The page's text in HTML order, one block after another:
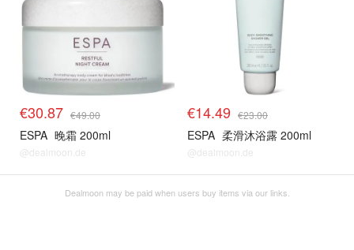
€30.87 €49.00
ESPA 晚霜 200ml
@dealmoon.de
€14.49 €23.00
ESPA 柔滑沐浴露 200ml
@dealmoon.de
Dealmoon may be paid when users buy items via our links.